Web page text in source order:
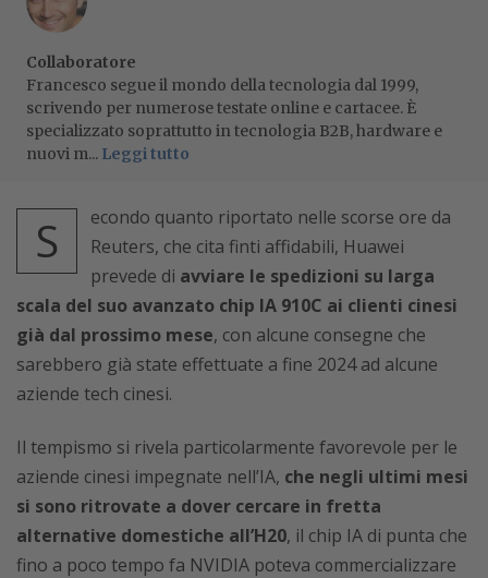
Collaboratore
Francesco segue il mondo della tecnologia dal 1999,
scrivendo per numerose testate online e cartacee. È
specializzato soprattutto in tecnologia B2B, hardware e
nuovi m... Leggi tutto
S
econdo quanto riportato nelle scorse ore da
Reuters, che cita finti affidabili, Huawei
prevede di avviare le spedizioni su larga
scala del suo avanzato chip IA 910C ai clienti cinesi
già dal prossimo mese, con alcune consegne che
sarebbero già state effettuate a fine 2024 ad alcune
aziende tech cinesi.
Il tempismo si rivela particolarmente favorevole per le
aziende cinesi impegnate nell’IA, che negli ultimi mesi
si sono ritrovate a dover cercare in fretta
alternative domestiche all’H20, il chip IA di punta che
fino a poco tempo fa NVIDIA poteva commercializzare